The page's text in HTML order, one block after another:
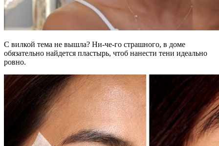
С вилкой тема не вышла? Ни-че-го страшного, в доме
обязательно найдется пластырь, чтоб нанести тени идеально
ровно.